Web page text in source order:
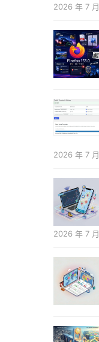
2026 年 7
2026 年 7
2026 年 7